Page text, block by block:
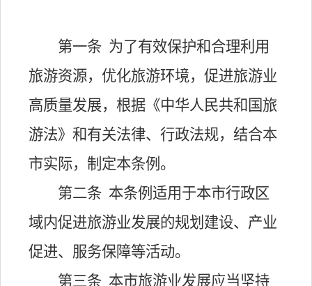
第一条 为了有效保护和合理利用
旅游资源，优化旅游环境，促进旅游业
高质量发展，根据《中华人民共和国旅
游法》和有关法律、行政法规，结合本
市实际，制定本条例。
第二条 本条例适用于本市行政区
域内促进旅游业发展的规划建设、产业
促进、服务保障等活动。
第三条 本市旅游业发展应当坚持